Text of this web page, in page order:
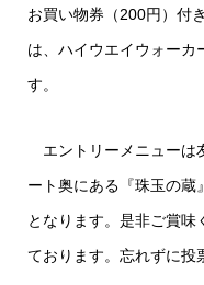
お買い物券（200円）付
は、ハイウエイウォーカ
す。
エントリーメニューは
ート奥にある『珠玉の蔵
となります。是非ご賞味
ております。忘れずに投